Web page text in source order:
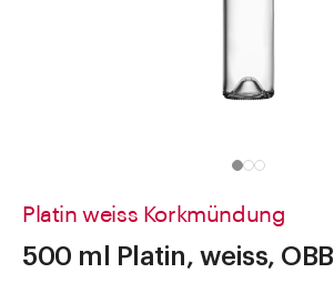
Platin weiss Korkmündung
500 ml Platin, weiss, OBB